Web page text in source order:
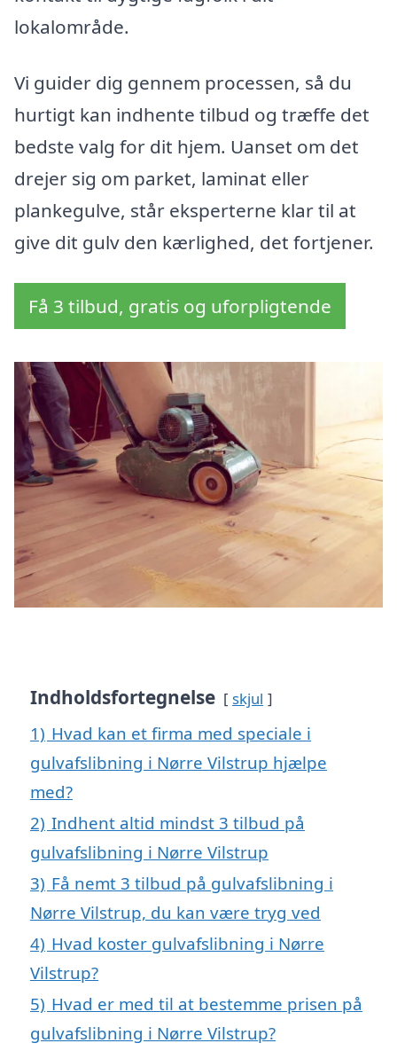
lokalområde.
Vi guider dig gennem processen, så du
hurtigt kan indhente tilbud og træffe det
bedste valg for dit hjem. Uanset om det
drejer sig om parket, laminat eller
plankegulve, står eksperterne klar til at
give dit gulv den kærlighed, det fortjener.
Få 3 tilbud, gratis og uforpligtende
Indholdsfortegnelse skjul
1) Hvad kan et firma med speciale i
gulvafslibning i Nørre Vilstrup hjælpe
med?
2) Indhent altid mindst 3 tilbud på
gulvafslibning i Nørre Vilstrup
3) Få nemt 3 tilbud på gulvafslibning i
Nørre Vilstrup, du kan være tryg ved
4) Hvad koster gulvafslibning i Nørre
Vilstrup?
5) Hvad er med til at bestemme prisen på
gulvafslibning i Nørre Vilstrup?